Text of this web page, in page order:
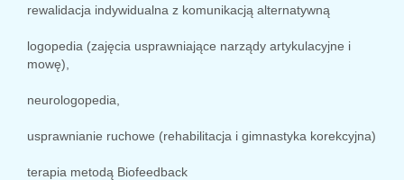
rewalidacja indywidualna z komunikacją alternatywną
logopedia (zajęcia usprawniające narządy artykulacyjne i
mowę),
neurologopedia,
usprawnianie ruchowe (rehabilitacja i gimnastyka korekcyjna)
terapia metodą Biofeedback